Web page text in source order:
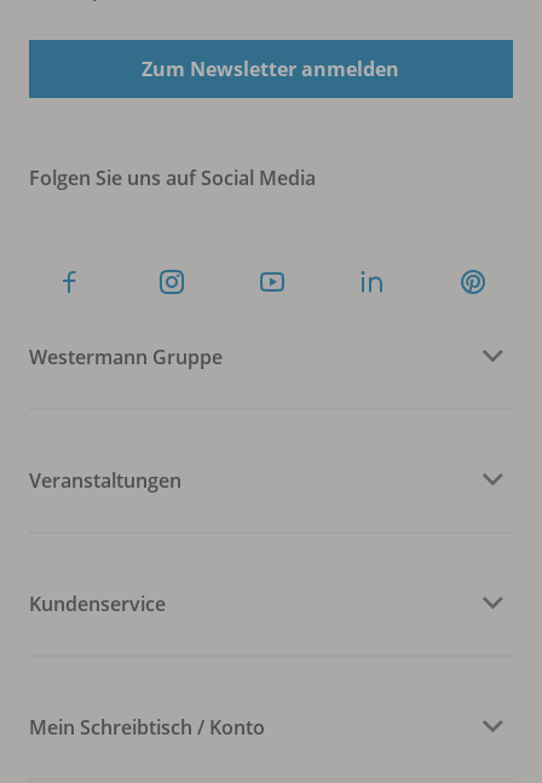
Zum Newsletter anmelden
Folgen Sie uns auf Social Media
Westermann Gruppe
Veranstaltungen
Kundenservice
Mein Schreibtisch / Konto